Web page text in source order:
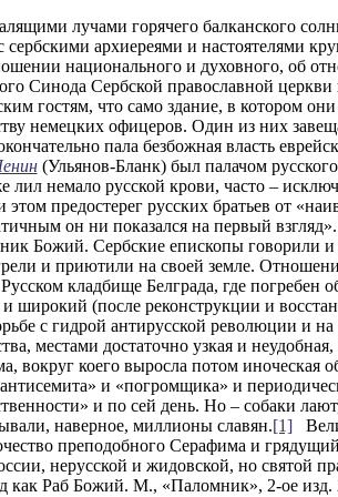
лучами горячего балканского
сербскими архиереями и настоятелями
национального и духовного, об
Синода Сербской православной
гостям, что само здание, в котором
немецких офицеров. Один из них
пала безбожная власть
(Ульянов-Бланк) был палачом
лил немало русской крови, часто –
предостерег русских братьев от
он ни показался на первый взгляд».
Божий. Сербские епископы говорили
и приютили на своей земле.
кладбище Белграда, где погребен
широкий (после реконструкции и
с гидрой антирусской революции и на
местами достаточно узкая и
коего выросла потом иноческая
и «погромщика» и
и по сей день. Но – собаки
наверное, миллионы славян.[1]
преподобного Серафима и
нерусской и жидовской, но святой
как Раб Божий. М., «Паломник», 2-ое изд.